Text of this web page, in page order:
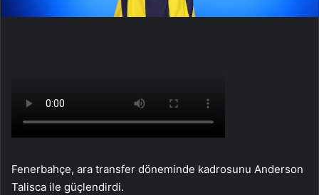
Fenerbahçe, ara transfer döneminde kadrosunu Anderson
Talisca ile güçlendirdi.